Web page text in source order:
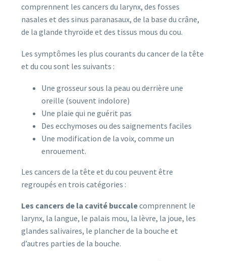
comprennent les cancers du larynx, des fosses
nasales et des sinus paranasaux, de la base du crâne,
de la glande thyroïde et des tissus mous du cou.
Les symptômes les plus courants du cancer de la tête
et du cou sont les suivants :
Une grosseur sous la peau ou derrière une
oreille (souvent indolore)
Une plaie qui ne guérit pas
Des ecchymoses ou des saignements faciles
Une modification de la voix, comme un
enrouement.
Les cancers de la tête et du cou peuvent être
regroupés en trois catégories :
Les cancers de la cavité buccalecomprennent le
larynx, la langue, le palais mou, la lèvre, la joue, les
glandes salivaires, le plancher de la bouche et
d’autres parties de la bouche.